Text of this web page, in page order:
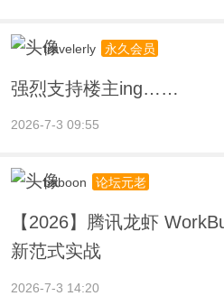
travelerly 永久会员
强烈支持楼主ing……
2026-7-3 09:55
baboon 论坛元老
【2026】腾讯龙虾
新范式实战
2026-7-3 14:20